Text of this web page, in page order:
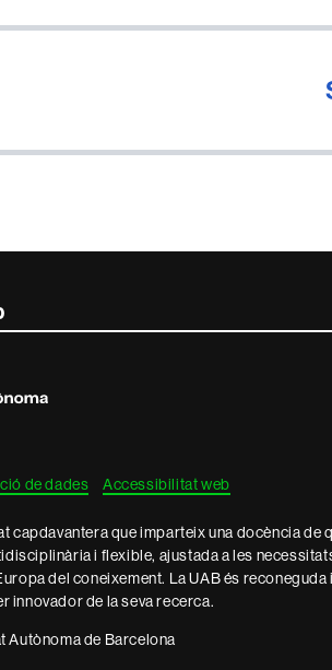
de dades Accessibilitat web
capdavantera que imparteix una docència de
i flexible, ajustada a les
del coneixement. La UAB és
innovador de la seva recerca.
Autònoma de Barcelona